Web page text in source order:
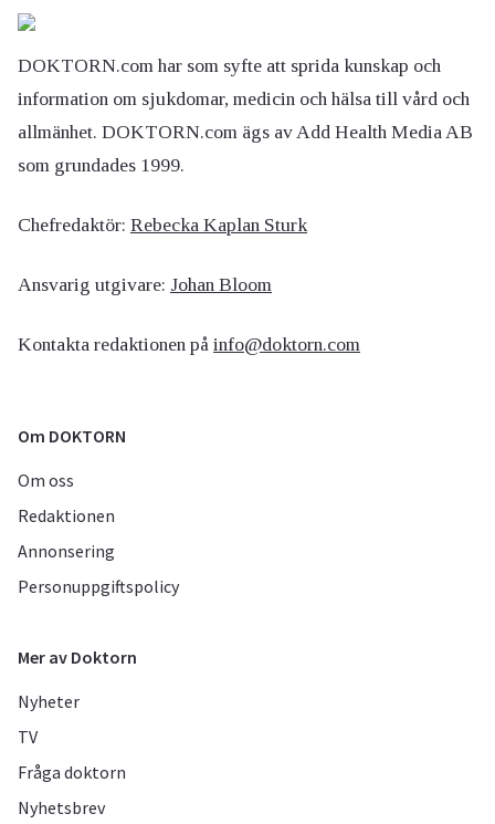
DOKTORN.com har som syfte att sprida kunskap och
information om sjukdomar, medicin och hälsa till vård och
allmänhet. DOKTORN.com ägs av Add Health Media AB
som grundades 1999.
Chefredaktör: Rebecka Kaplan Sturk
Ansvarig utgivare: Johan Bloom
Kontakta redaktionen på info@doktorn.com
Om DOKTORN
Om oss
Redaktionen
Annonsering
Personuppgiftspolicy
Mer av Doktorn
Nyheter
TV
Fråga doktorn
Nyhetsbrev